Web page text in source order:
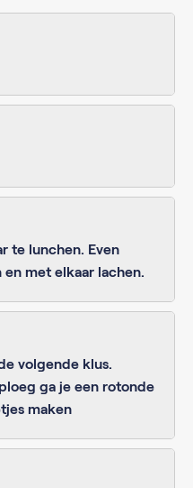
te lunchen. Even
met elkaar lachen.
volgende klus.
ga je een rotonde
maken